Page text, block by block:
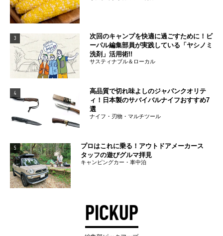
3
次回のキャンプを快適に過ごすために！ビ
ーパル編集部員が実践している「ヤシノミ
洗剤」活用術!!
サスティナブル＆ローカル
4
高品質で切れ味よしのジャパンクオリテ
ィ！日本製のサバイバルナイフおすすめ7
選
ナイフ・刃物・マルチツール
5
プロはこれに乗る！アウトドアメーカース
タッフの遊びグルマ拝見
キャンピングカー・車中泊
PICKUP